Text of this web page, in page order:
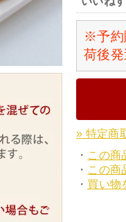
※予約
荷後発
» 特定商
・ この商
・ この商
・ 買い物